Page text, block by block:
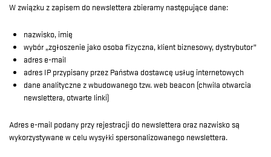
W związku z zapisem do newslettera zbieramy następujące dane:
nazwisko, imię
wybór „zgłoszenie jako osoba fizyczna, klient biznesowy, dystrybutor”
adres e-mail
adres IP przypisany przez Państwa dostawcę usług internetowych
dane analityczne z wbudowanego tzw. web beacon (chwila otwarcia
newslettera, otwarte linki)
Adres e-mail podany przy rejestracji do newslettera oraz nazwisko są
wykorzystywane w celu wysyłki spersonalizowanego newslettera.